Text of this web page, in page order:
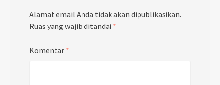
Alamat email Anda tidak akan dipublikasikan.
Ruas yang wajib ditandai *
Komentar *